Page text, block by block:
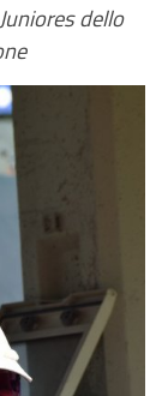
dello